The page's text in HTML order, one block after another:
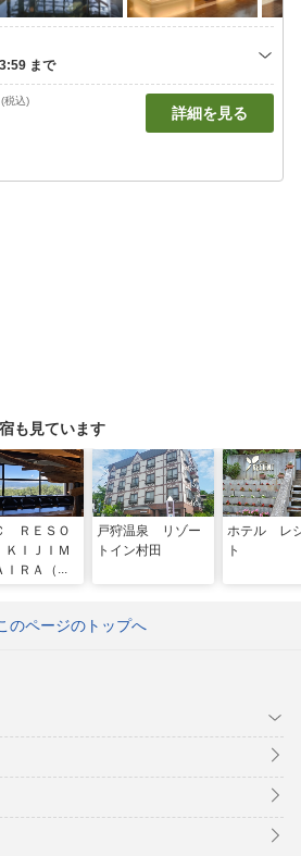
税込)
詳細を見る
も見ています
ＲＥＳＯ
ＩＪＩＭ
ＩＲＡ（旧
戸狩温泉 リゾー
トイン村田
ホテル レ
ト
のページのトップへ